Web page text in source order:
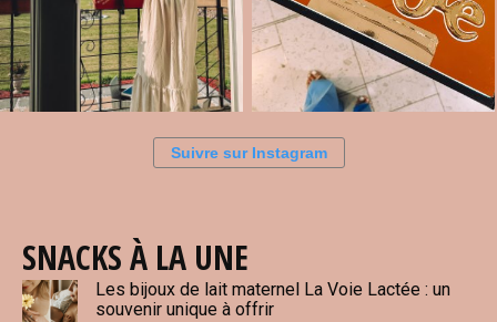
Suivre sur Instagram
SNACKS À LA UNE
Les bijoux de lait maternel La Voie Lactée : un
souvenir unique à offrir